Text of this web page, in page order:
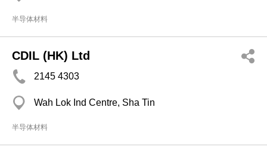
半导体材料
CDIL (HK) Ltd
2145 4303
Wah Lok Ind Centre, Sha Tin
半导体材料